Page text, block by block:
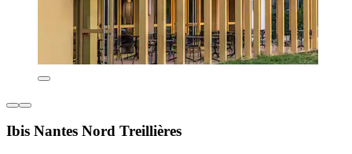
Ibis Nantes Nord Treillières